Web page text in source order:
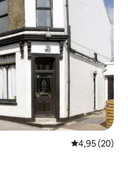
4,95 de uma
4,95 (20)